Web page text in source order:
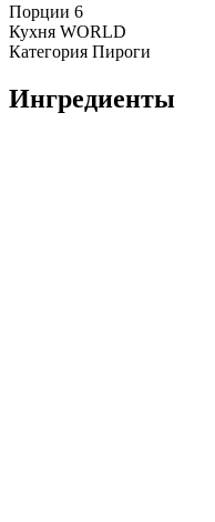
Порции 6
Кухня WORLD
Категория Пироги
Ингредиенты